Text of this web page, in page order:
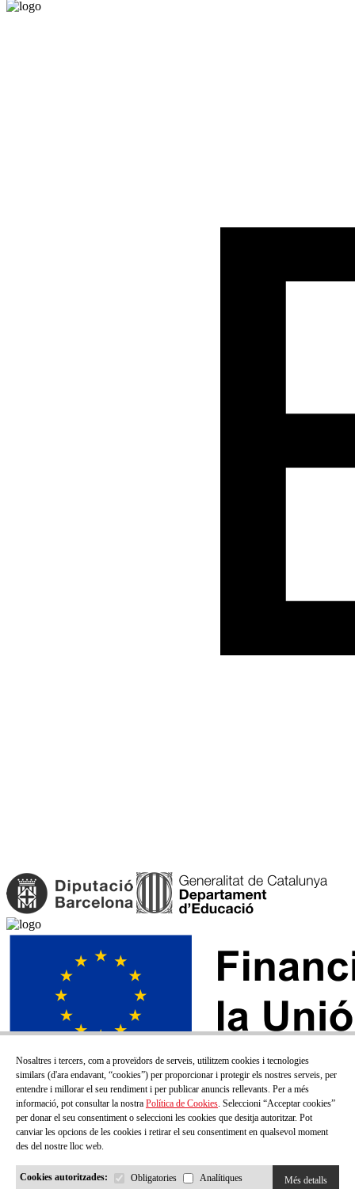
Nosaltres i tercers, com a proveïdors de serveis, utilitzem cookies i tecnologies
similars (d'ara endavant, “cookies”) per proporcionar i protegir els nostres serveis, per
entendre i millorar el seu rendiment i per publicar anuncis rellevants. Per a més
informació, pot consultar la nostra Política de Cookies. Seleccioni “Acceptar cookies”
per donar el seu consentiment o seleccioni les cookies que desitja autoritzar. Pot
canviar les opcions de les cookies i retirar el seu consentiment en qualsevol moment
des del nostre lloc web.
Cookies autoritzades: Obligatories Analítiques Més detalls